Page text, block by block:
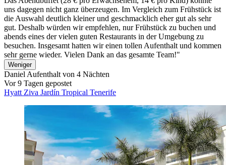
uns dagegen nicht ganz überzeugen. Im Vergleich zum Frühstück ist
die Auswahl deutlich kleiner und geschmacklich eher gut als sehr
gut. Deshalb würden wir empfehlen, nur Frühstück zu buchen und
abends eines der vielen guten Restaurants in der Umgebung zu
besuchen. Insgesamt hatten wir einen tollen Aufenthalt und kommen
sehr gerne wieder. Vielen Dank an das gesamte Team!"
Weniger
Daniel Aufenthalt von 4 Nächten
Vor 9 Tagen gepostet
Hyatt Ziva Jardín Tropical Tenerife